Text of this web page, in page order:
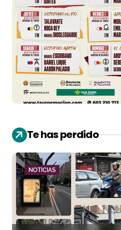
Te has perdido
NOTICIAS